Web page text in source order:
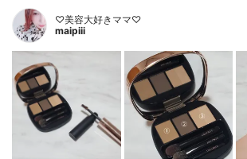
♡美容大好きママ♡
maipiii